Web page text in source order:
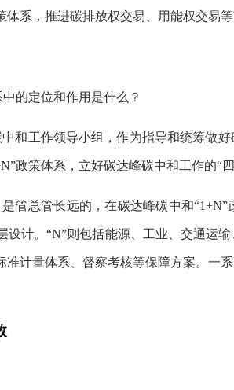
系，推进碳排放权交易、用能权交易等
的定位和作用是什么？
和工作领导小组，作为指导和统筹做
政策体系，立好碳达峰碳中和工作的“四
管总管长远的，在碳达峰碳中和
计。“N”则包括能源、工业、交通运
计量体系、督察考核等保障方案。一